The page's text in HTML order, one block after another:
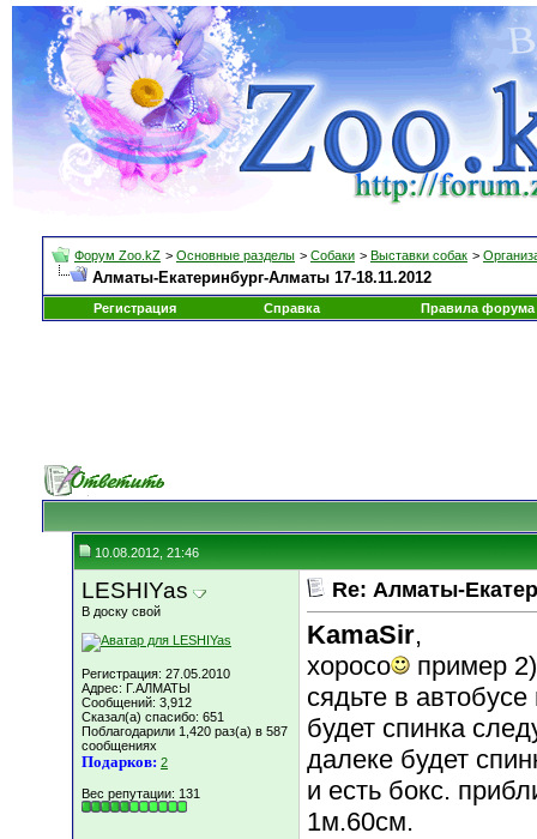
Форум Zoo.kZ > Основные разделы > Собаки > Выставки собак >
Алматы-Екатеринбург-Алматы 17-18.11.2012
Регистрация Справка Правила форума
10.08.2012, 21:46
LESHIYas
В доску свой
Регистрация: 27.05.2010
Адрес: Г.АЛМАТЫ
Сообщений: 3,912
Сказал(а) спасибо: 651
Поблагодарили 1,420 раз(а) в 587
сообщениях
Подарков: 2
Вес репутации: 131
Re: Алматы-
KamaSir,
хоросо
пример
сядьте в
будет спинка
далеке будет
и есть бокс.
1м.60см.